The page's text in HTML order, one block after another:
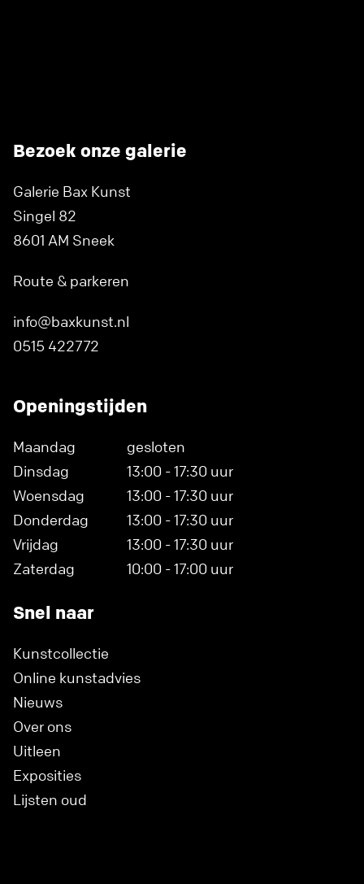
Bezoek onze galerie
Galerie Bax Kunst
Singel 82
8601 AM Sneek
Route & parkeren
info@baxkunst.nl
0515 422772
Openingstijden
Maandag
gesloten
Dinsdag
13:00 - 17:30 uur
Woensdag
13:00 - 17:30 uur
Donderdag
13:00 - 17:30 uur
Vrijdag
13:00 - 17:30 uur
Zaterdag
10:00 - 17:00 uur
Snel naar
Kunstcollectie
Online kunstadvies
Nieuws
Over ons
Uitleen
Exposities
Lijsten oud